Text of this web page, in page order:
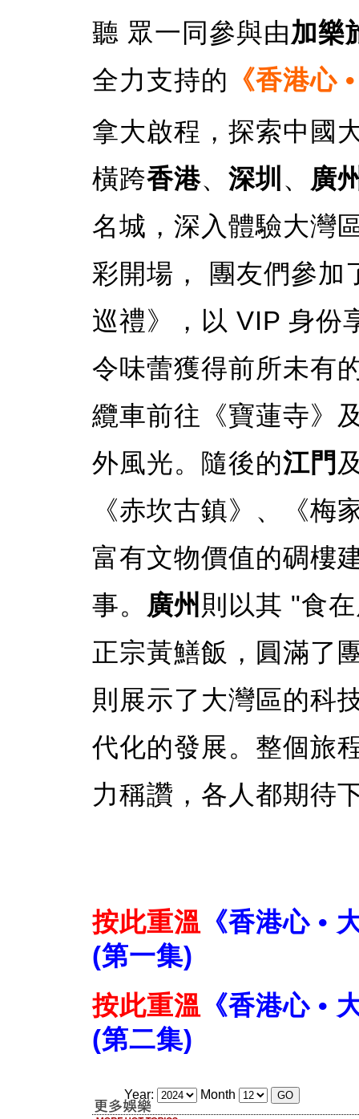
聽 眾一同參與由加樂
全力支持的 《香港心
拿大啟程，探索中國
橫跨香港、 深圳 、 廣
名城，深入體驗大灣
彩開場， 團友們參加
巡禮》，以 VIP 身份
令味蕾獲得前所未有
纜車前往《寶蓮寺》
外風光。隨後的江門
《赤坎古鎮》、《梅
富有文物價值的碉樓
事。 廣州 則以其 "食
正宗黃鱔飯，圓滿了
則展示了大灣區的科
代化的發展。整個旅
力稱讚，各人都期待
按此重溫 《香港心 •
(第一集)
按此重溫 《香港心 •
(第二集)
Year: Month